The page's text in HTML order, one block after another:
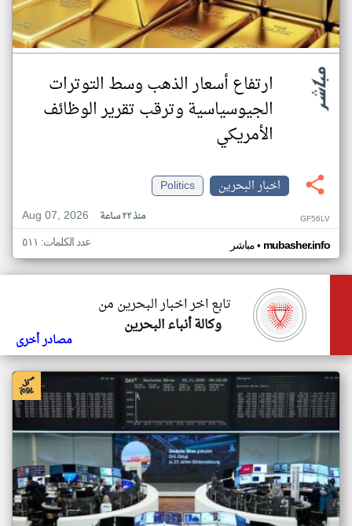
ارتفاع أسعار الذهب وسط التوترات
الجيوسياسية وترقب تقرير الوظائف
الأمريكي
اخبار البحرين
Politics
Aug 07, 2026
منذ ٢٢ ساعة GF56LV
مباشر• mubasher.info عدد الكلمات: ٥١١
تابع اخر اخبار البحرين من
وكالة أنباء البحرين
مصادر أخرى